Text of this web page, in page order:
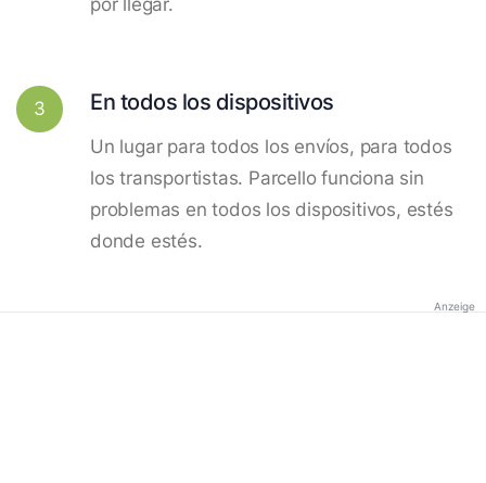
3 En todos los dispositivos
Un lugar para todos los envíos, para todos
los transportistas. Parcello funciona sin
problemas en todos los dispositivos, estés
donde estés.
Anzeige